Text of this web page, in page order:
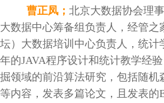
曹正凤； 北京大数据协会理
大数据中心筹备组负责人，经管之
坛）大数据培训中心负责人，统计
年的JAVA程序设计和统计教学经
掘领域的前沿算法研究，包括随机
等内容，发表多篇论文，且发表的